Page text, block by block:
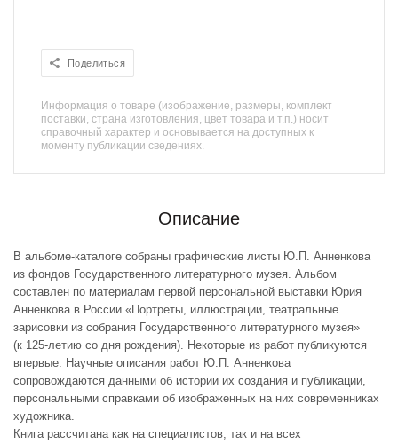
Поделиться
Информация о товаре (изображение, размеры, комплект
поставки, страна изготовления, цвет товара и т.п.) носит
справочный характер и основывается на доступных к
моменту публикации сведениях.
Описание
В альбоме-каталоге собраны графические листы Ю.П. Анненкова
из фондов Государственного литературного музея. Альбом
составлен по материалам первой персональной выставки Юрия
Анненкова в России «Портреты, иллюстрации, театральные
зарисовки из собрания Государственного литературного музея»
(к 125-летию со дня рождения). Некоторые из работ публикуются
впервые. Научные описания работ Ю.П. Анненкова
сопровождаются данными об истории их создания и публикации,
персональными справками об изображенных на них современниках
художника.
Книга рассчитана как на специалистов, так и на всех